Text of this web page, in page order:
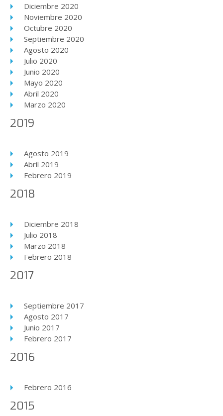
Diciembre 2020
Noviembre 2020
Octubre 2020
Septiembre 2020
Agosto 2020
Julio 2020
Junio 2020
Mayo 2020
Abril 2020
Marzo 2020
2019
Agosto 2019
Abril 2019
Febrero 2019
2018
Diciembre 2018
Julio 2018
Marzo 2018
Febrero 2018
2017
Septiembre 2017
Agosto 2017
Junio 2017
Febrero 2017
2016
Febrero 2016
2015